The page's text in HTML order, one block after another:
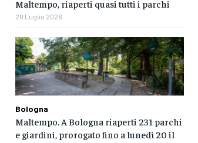
Maltempo, riaperti quasi tutti i parchi
20 Luglio 2026
Bologna
Maltempo. A Bologna riaperti 231 parchi
e giardini, prorogato fino a lunedì 20 il